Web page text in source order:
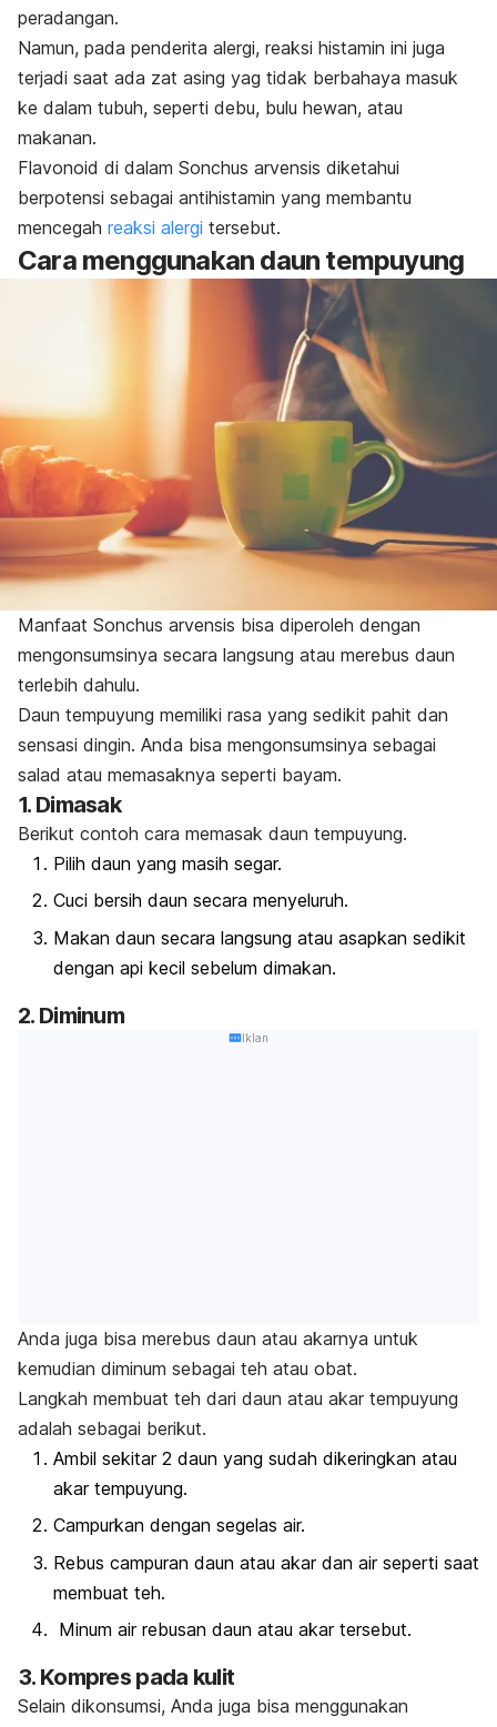
peradangan.
Namun, pada penderita alergi, reaksi histamin ini juga
terjadi saat ada zat asing yag tidak berbahaya masuk
ke dalam tubuh, seperti debu, bulu hewan, atau
makanan.
Flavonoid di dalam Sonchus arvensis diketahui
berpotensi sebagai antihistamin yang membantu
mencegah reaksi alergi tersebut.
Cara menggunakan daun tempuyung
Manfaat Sonchus arvensis bisa diperoleh dengan
mengonsumsinya secara langsung atau merebus daun
terlebih dahulu.
Daun tempuyung memiliki rasa yang sedikit pahit dan
sensasi dingin. Anda bisa mengonsumsinya sebagai
salad atau memasaknya seperti bayam.
1. Dimasak
Berikut contoh cara memasak daun tempuyung.
Pilih daun yang masih segar.
Cuci bersih daun secara menyeluruh.
Makan daun secara langsung atau asapkan sedikit
dengan api kecil sebelum dimakan.
2. Diminum
Iklan
Anda juga bisa merebus daun atau akarnya untuk
kemudian diminum sebagai teh atau obat.
Langkah membuat teh dari daun atau akar tempuyung
adalah sebagai berikut.
Ambil sekitar 2 daun yang sudah dikeringkan atau
akar tempuyung.
Campurkan dengan segelas air.
Rebus campuran daun atau akar dan air seperti saat
membuat teh.
Minum air rebusan daun atau akar tersebut.
3. Kompres pada kulit
Selain dikonsumsi, Anda juga bisa menggunakan